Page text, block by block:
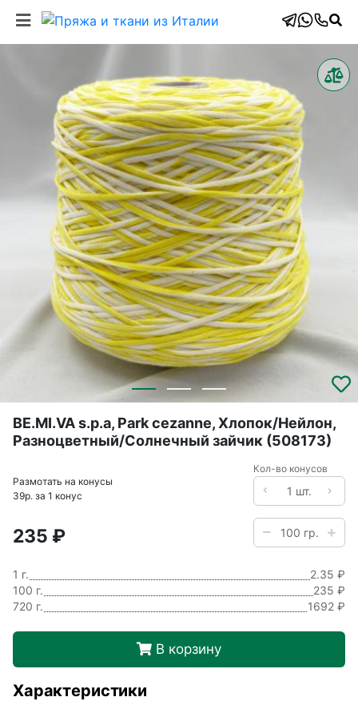
BE.MI.VA s.p.a, Park cezanne, Хлопок/Нейлон,
Разноцветный/Солнечный зайчик (508173)
Размотать на конусы
39р. за 1 конус
Кол-во конусов
235 ₽
1 г.
2.35 ₽
100 г.
235 ₽
720 г.
1692 ₽
В корзину
Характеристики